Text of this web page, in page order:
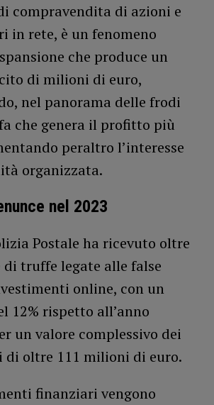
compravendita di azioni e
in rete, è un fenomeno
che produce un
di milioni di euro,
nel panorama delle frodi
che genera il profitto più
peraltro l’interesse
organizzata.
nel 2023
Postale ha ricevuto oltre
di truffe legate alle false
online, con un
12% rispetto all’anno
un valore complessivo dei
oltre 111 milioni di euro.
finanziari vengono